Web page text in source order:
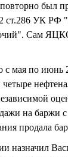
был
ст.286 УК РФ
Сам
с мая по июнь
на
продала